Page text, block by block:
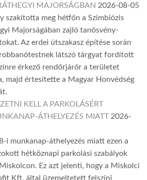
MAJORSÁGBAN 2026-08-05
szakította meg hétfőn a Szimbiózis
Majorságában zajló tanösvény-
Az erdei útszakasz építése során
látszó tárgyat fordított
érkező rendőrjárőr a területet
majd értesítette a Magyar Honvédség
KELL A PARKOLÁSÉRT
ÁTHELYEZÉS MIATT 2026-
i munkanap-áthelyezés miatt ezen a
hétköznapi parkolási szabályok
Ez azt jelenti, hogy a Miskolci
Kft. által üzemeltetett felszíni